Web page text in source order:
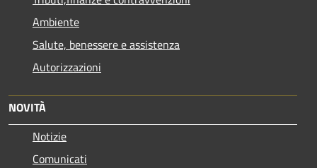
Ambiente
Salute, benessere e assistenza
Autorizzazioni
NOVITÀ
Notizie
Comunicati